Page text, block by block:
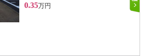
0.35万円